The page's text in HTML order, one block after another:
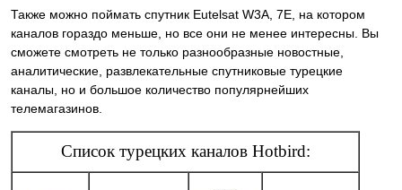
Также можно поймать спутник Eutelsat W3A, 7E, на котором
каналов гораздо меньше, но все они не менее интересны. Вы
сможете смотреть не только разнообразные новостные,
аналитические, развлекательные спутниковые турецкие
каналы, но и большое количество популярнейших
телемагазинов.
Список турецких каналов Hotbird: